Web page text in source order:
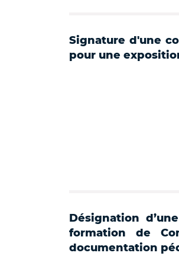
Signature d'une
pour une
Désignation
formation de
documentation